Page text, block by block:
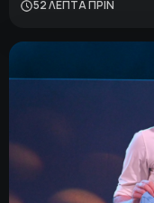
52 ΛΕΠΤΑ ΠΡΙΝ